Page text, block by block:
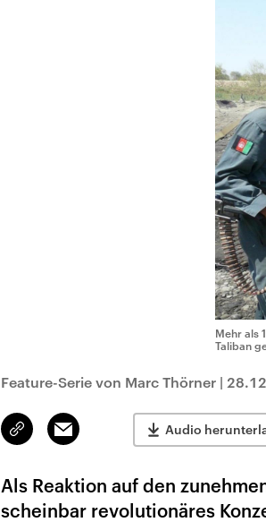
Mehr als
Taliban
Feature-Serie von Marc Thörner |
Link
kopieren/teilen
Email Audio
Als Reaktion auf den
scheinbar revolutionäres